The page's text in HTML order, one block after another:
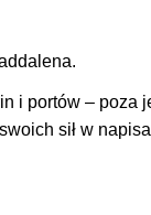
i portów – poza
sił w